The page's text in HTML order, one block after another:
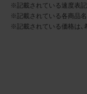
データ
されるこ
※記載されている速度表記
※記載されている各商品名
※記載されている価格は、